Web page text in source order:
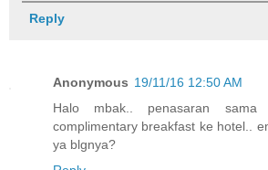
Reply
Anonymous 19/11/16 12:50 AM
Halo mbak.. penasaran
complimentary breakfast ke hotel..
ya blgnya?